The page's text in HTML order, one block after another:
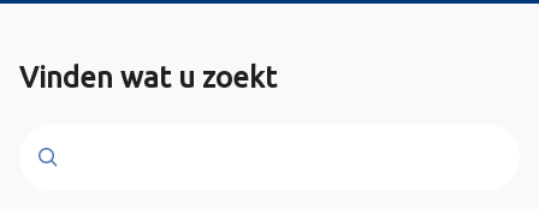
Vinden wat u zoekt